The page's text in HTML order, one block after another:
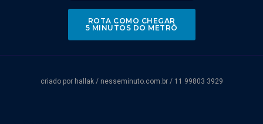
ROTA COMO CHEGAR
5 MINUTOS DO METRÔ
criado por hallak / nesseminuto.com.br/ 11 99803 3929